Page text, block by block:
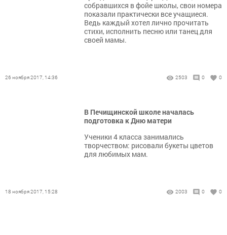
собравшихся в фойе школы, свои номера
показали практически все учащиеся.
Ведь каждый хотел лично прочитать
стихи, исполнить песню или танец для
своей мамы.
26 ноября 2017, 14:36 2503 0 0
В Печищинской школе началась
подготовка к Дню матери
Ученики 4 класса занимались
творчеством: рисовали букеты цветов
для любимых мам.
18 ноября 2017, 15:28 2003 0 0